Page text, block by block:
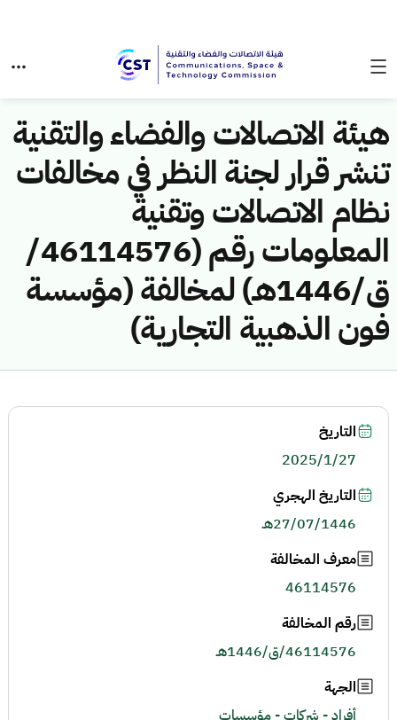
هيئة الاتصالات والفضاء والتقنية
تنشر قرار لجنة النظر في مخالفات
نظام الاتصالات وتقنية
المعلومات رقم (46114576/
ق/1446هـ) لمخالفة (مؤسسة
فون الذهبية التجارية)
التاريخ
2025/1/27
التاريخ الهجري
27/07/1446هـ
معرف المخالفة
46114576
رقم المخالفة
46114576/ق/1446هـ
الجهة
أفراد - شركات - مؤسسات